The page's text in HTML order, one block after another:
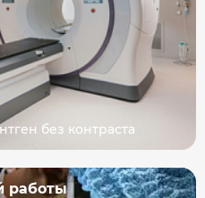
без контраста
работы